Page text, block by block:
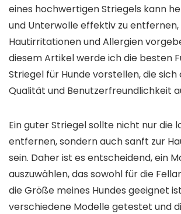
eines hochwertigen Striegels kann
und Unterwolle effektiv zu
Hautirritationen und Allergien
diesem Artikel werde ich die besten
Striegel für Hunde vorstellen, die
Qualität und Benutzerfreundlichkeit
Ein guter Striegel sollte nicht nur die
entfernen, sondern auch sanft zur
sein. Daher ist es entscheidend, ein
auszuwählen, das sowohl für die
die Größe meines Hundes geeignet
verschiedene Modelle getestet und